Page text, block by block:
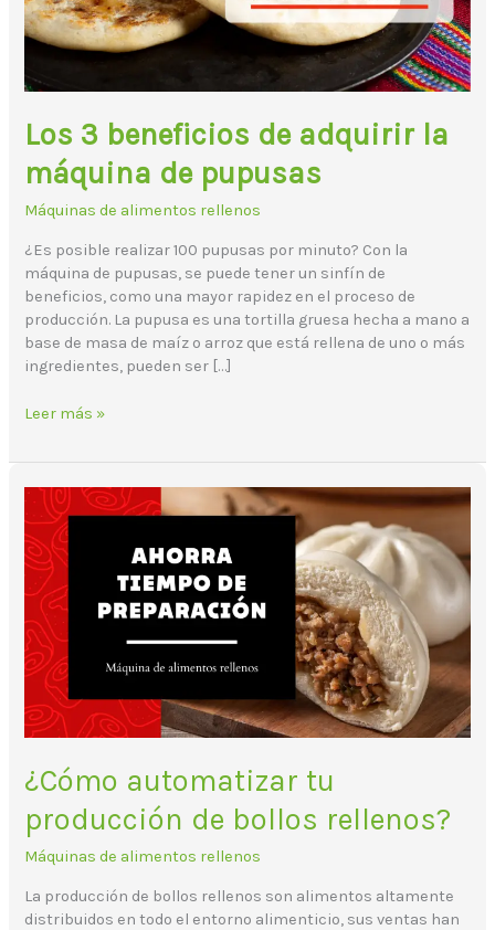
Los 3 beneficios de adquirir la
máquina de pupusas
Máquinas de alimentos rellenos
¿Es posible realizar 100 pupusas por minuto? Con la
máquina de pupusas, se puede tener un sinfín de
beneficios, como una mayor rapidez en el proceso de
producción. La pupusa es una tortilla gruesa hecha a mano a
base de masa de maíz o arroz que está rellena de uno o más
ingredientes, pueden ser […]
de
pupusas
Leer más »
¿Cómo automatizar tu
producción de bollos rellenos?
Máquinas de alimentos rellenos
La producción de bollos rellenos son alimentos altamente
distribuidos en todo el entorno alimenticio, sus ventas han
¿Cómo
automatizar
tu
producción
de
bollos
rellenos?